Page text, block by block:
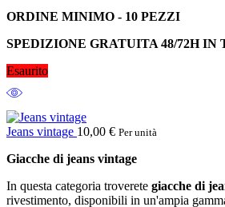
ORDINE MINIMO - 10 PEZZI
SPEDIZIONE GRATUITA 48/72H IN
Esaurito
Jeans vintage 10,00 € Per unità
Giacche di jeans vintage
In questa categoria troverete giacche di
rivestimento, disponibili in un'ampia